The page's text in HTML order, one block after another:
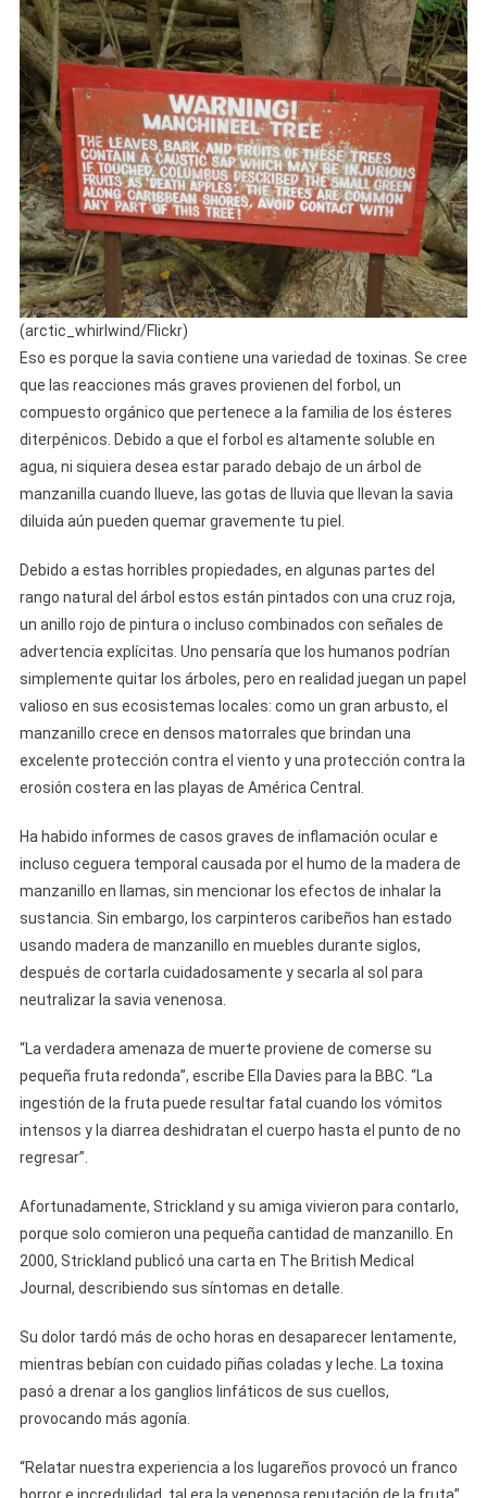
(arctic_whirlwind/Flickr)
Eso es porque la savia contiene una variedad de toxinas. Se cree
que las reacciones más graves provienen del forbol, un
compuesto orgánico que pertenece a la familia de los ésteres
diterpénicos. Debido a que el forbol es altamente soluble en
agua, ni siquiera desea estar parado debajo de un árbol de
manzanilla cuando llueve, las gotas de lluvia que llevan la savia
diluida aún pueden quemar gravemente tu piel.
Debido a estas horribles propiedades, en algunas partes del
rango natural del árbol estos están pintados con una cruz roja,
un anillo rojo de pintura o incluso combinados con señales de
advertencia explícitas. Uno pensaría que los humanos podrían
simplemente quitar los árboles, pero en realidad juegan un papel
valioso en sus ecosistemas locales: como un gran arbusto, el
manzanillo crece en densos matorrales que brindan una
excelente protección contra el viento y una protección contra la
erosión costera en las playas de América Central.
Ha habido informes de casos graves de inflamación ocular e
incluso ceguera temporal causada por el humo de la madera de
manzanillo en llamas, sin mencionar los efectos de inhalar la
sustancia. Sin embargo, los carpinteros caribeños han estado
usando madera de manzanillo en muebles durante siglos,
después de cortarla cuidadosamente y secarla al sol para
neutralizar la savia venenosa.
“La verdadera amenaza de muerte proviene de comerse su
pequeña fruta redonda”, escribe Ella Davies para la BBC. “La
ingestión de la fruta puede resultar fatal cuando los vómitos
intensos y la diarrea deshidratan el cuerpo hasta el punto de no
regresar”.
Afortunadamente, Strickland y su amiga vivieron para contarlo,
porque solo comieron una pequeña cantidad de manzanillo. En
2000, Strickland publicó una carta en The British Medical
Journal, describiendo sus síntomas en detalle.
Su dolor tardó más de ocho horas en desaparecer lentamente,
mientras bebían con cuidado piñas coladas y leche. La toxina
pasó a drenar a los ganglios linfáticos de sus cuellos,
provocando más agonía.
“Relatar nuestra experiencia a los lugareños provocó un franco